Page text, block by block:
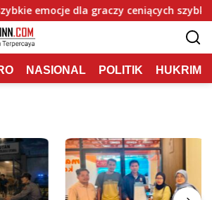
emocje dla graczy ceniących szybkie
NASIONAL POLITIK HUKRIM